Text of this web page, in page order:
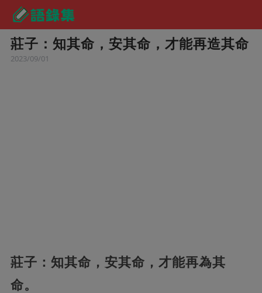
莊子：知其命，安其命，才能再造其命
2023/09/01
莊子：知其命，安其命，才能再為其
命。